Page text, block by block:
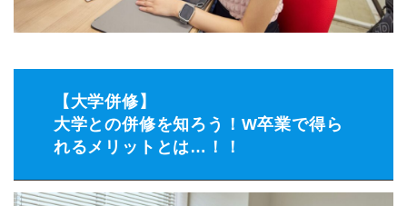
【大学併修】
大学との併修を知ろう！W卒業で得ら
れるメリットとは…！！